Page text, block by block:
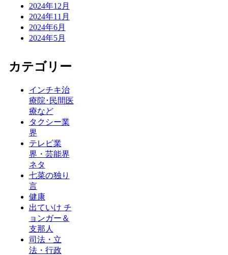
2024年12月
2024年11月
2024年6月
2024年5月
カテゴリー
インチキ治
療院･民間医
療など
タクシー業
界
テレビ業
界・芸能界
ネタ
七菜の独り
言
健康
出ていけ チ
ョンガー＆
支那人
司法・立
法・行政